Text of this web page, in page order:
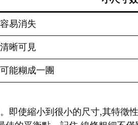
容易消失
清晰可見
可能糊成一團
即使縮小到很小的尺寸,其特徵